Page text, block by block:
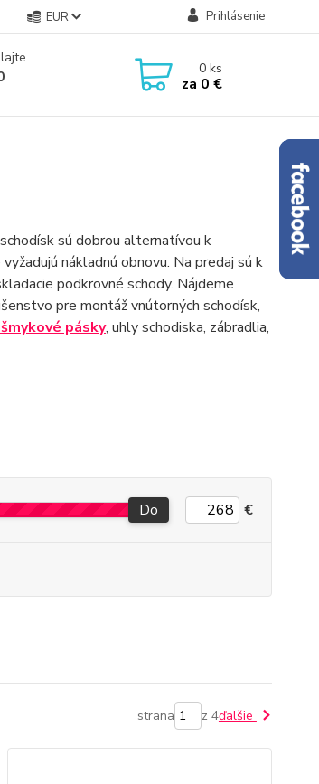
EUR Prihlásenie
0ks
za 0 €
sú dobrou alternatívou k
nákladnú obnovu. Na predaj sú k
podkrovné schody. Nájdeme
pre montáž vnútorných schodísk,
pásky, uhly schodiska, zábradlia,
Do €
strana z 4ďalšie